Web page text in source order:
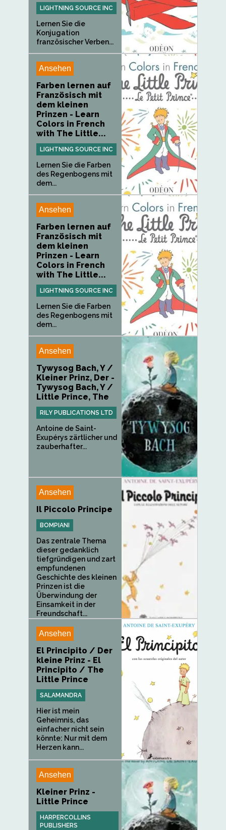
LIGHTNING SOURCE INC
Lernen Sie die
Konjugation
französischer Verben...
Ansehen
Farben lernen auf
Französisch mit
dem kleinen
Prinzen - Learn
Colors in French
with The Little...
LIGHTNING SOURCE INC
Lernen Sie die Farben
des Regenbogens mit
dem...
Ansehen
Farben lernen auf
Französisch mit
dem kleinen
Prinzen - Learn
Colors in French
with The Little...
LIGHTNING SOURCE INC
Lernen Sie die Farben
des Regenbogens mit
dem...
Ansehen
Tywysog Bach, Y /
Kleiner Prinz, Der -
Tywysog Bach, Y /
Little Prince, The
RILY PUBLICATIONS LTD
Antoine de Saint-
Exupérys zärtlicher und
zauberhafter...
Ansehen
Il Piccolo Principe
BOMPIANI
Das zentrale Thema
dieser gedanklich
tiefgründigen und zart
empfundenen
Geschichte des kleinen
Prinzen ist die
Überwindung der
Einsamkeit in der
Freundschaft...
Ansehen
El Principito / Der
kleine Prinz - El
Principito / The
Little Prince
SALAMANDRA
Hier ist mein
Geheimnis, das
einfacher nicht sein
könnte: Nur mit dem
Herzen kann...
Ansehen
Kleiner Prinz -
Little Prince
HARPERCOLLINS
PUBLISHERS